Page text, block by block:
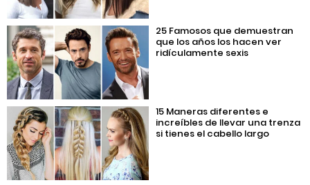
25 Famosos que demuestran
que los años los hacen ver
ridículamente sexis
15 Maneras diferentes e
increíbles de llevar una trenza
si tienes el cabello largo